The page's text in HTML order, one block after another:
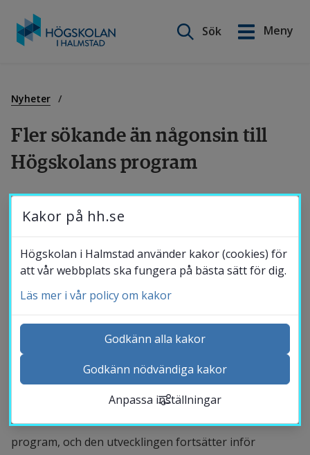
innehåll
Sök
Meny
Nyheter
Fler sökande än någonsin till
Högskolans program
Aldrig tidigare har antalet
förstahandssökande till Högskolans program
varit så många som inför höstterminen 2024.
Det visar siffrorna efter att
ansökningsperioden till högskolestudier i
grundnivå har 11 procent fler
förstahandssökande än förra året.
Inför höstterminen 2023 var Högskolan i Halmstad ett
av få lärosäten med ökat antal förstahandssökande till
program, och den utvecklingen fortsätter inför
English
Utbildning
Forskning
Samverkan
Om Högskolan
Bibliotek
Kontakta och besök oss
Kalender
Sök personal
Kakor på hh.se
Högskolan i Halmstad använder kakor (cookies) för
att vår webbplats ska fungera på bästa sätt för dig.
Läs mer i vår policy om kakor
Godkänn alla kakor
Godkänn nödvändiga kakor
Anpassa inställningar